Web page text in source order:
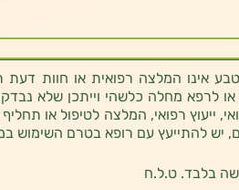
אינו המלצה רפואית או חוות דעת
לרפא מחלה כלשהי וייתכן שלא
ייעוץ רפואי, המלצה לטיפול או
יש להתייעץ עם רופא בטרם השימוש
בלבד. ט.ל.ח